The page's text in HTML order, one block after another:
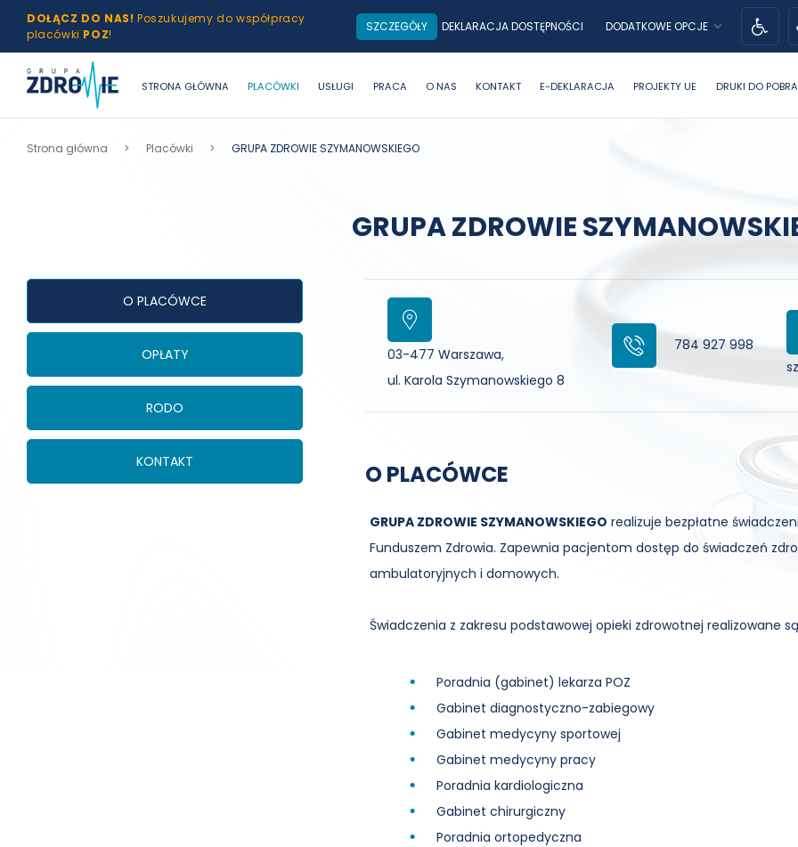
DOŁĄCZ DO NAS! Poszukujemy do współpracy
placówki POZ!
SZCZEGÓŁY DEKLARACJA DOSTĘPNOŚCI DODATKOWE OPCJE DLA
Grupa
Zdrowie
STRONA GŁÓWNA PLACÓWKI USŁUGI PRACA O NAS KONTAKT E-DEKLARACJA PROJEKTY UE DRUKI DO
Strona główna Placówki GRUPA ZDROWIE SZYMANOWSKIEGO
GRUPA ZDROWIE
O PLACÓWCE
OPŁATY
RODO
KONTAKT
adres
03-477 Warszawa,
ul. Karola Szymanowskiego 8
tel
784 927 998
O PLACÓWCE
GRUPA ZDROWIE SZYMANOWSKIEGO realizuje bezpłatne
Funduszem Zdrowia. Zapewnia pacjentom dostęp do świadczeń
ambulatoryjnych i domowych.
Świadczenia z zakresu podstawowej opieki zdrowotnej realizowane
Poradnia (gabinet) lekarza POZ
Gabinet diagnostyczno-zabiegowy
Gabinet medycyny sportowej
Gabinet medycyny pracy
Poradnia kardiologiczna
Gabinet chirurgiczny
Poradnia ortopedyczna